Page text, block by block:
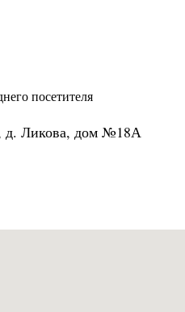
посетителя
д. Ликова, дом №18А